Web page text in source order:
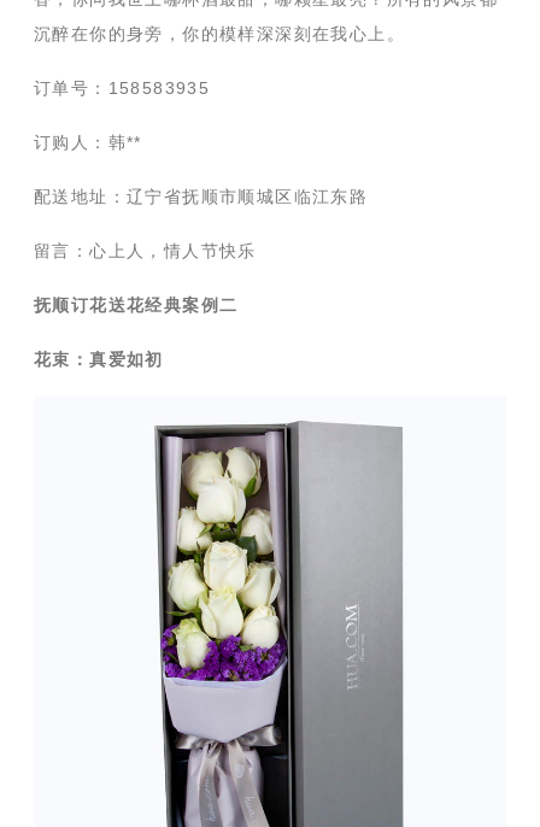
沉醉在你的身旁，你的模样深深刻在我心上。
订单号：158583935
订购人：韩**
配送地址：辽宁省抚顺市顺城区临江东路
留言：心上人，情人节快乐
抚顺订花送花经典案例二
花束：真爱如初